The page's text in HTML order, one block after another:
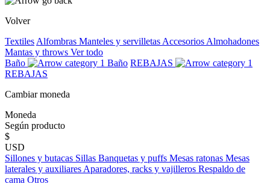
Volver
Textiles Alfombras Manteles y servilletas Accesorios Almohadones
Mantas y throws Ver todo
Baño
Baño REBAJAS
REBAJAS
Cambiar moneda
Moneda
Según producto
$
USD
Sillones y butacas Sillas Banquetas y puffs Mesas ratonas Mesas
laterales y auxiliares Aparadores, racks y vajilleros Respaldo de
cama Otros